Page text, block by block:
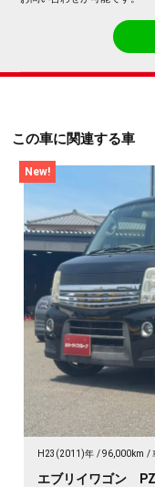
この車に関連する車
New!
H23(2011)年 96,000km
エブリイワゴン